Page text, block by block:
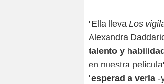
"Ella lleva Los
Alexandra
talento y
en nuestra
"esperad a verla -